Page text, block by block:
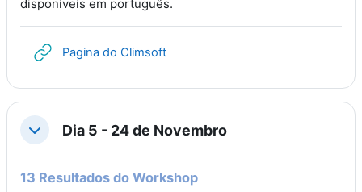
disponíveis em português.
Pagina do ClimsoftURL
CollapseDia 5 - 24 de Novembro
13 Resultados do Workshop